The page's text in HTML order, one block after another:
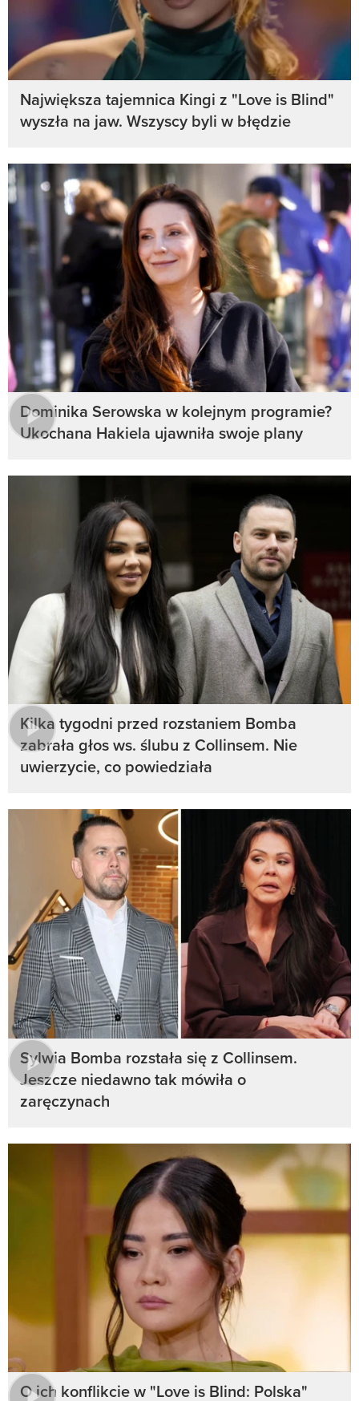
Największa tajemnica Kingi z "Love is Blind"
wyszła na jaw. Wszyscy byli w błędzie
Dominika Serowska w kolejnym programie?
Ukochana Hakiela ujawniła swoje plany
Kilka tygodni przed rozstaniem Bomba
zabrała głos ws. ślubu z Collinsem. Nie
uwierzycie, co powiedziała
Sylwia Bomba rozstała się z Collinsem.
Jeszcze niedawno tak mówiła o
zaręczynach
O ich konflikcie w "Love is Blind: Polska"